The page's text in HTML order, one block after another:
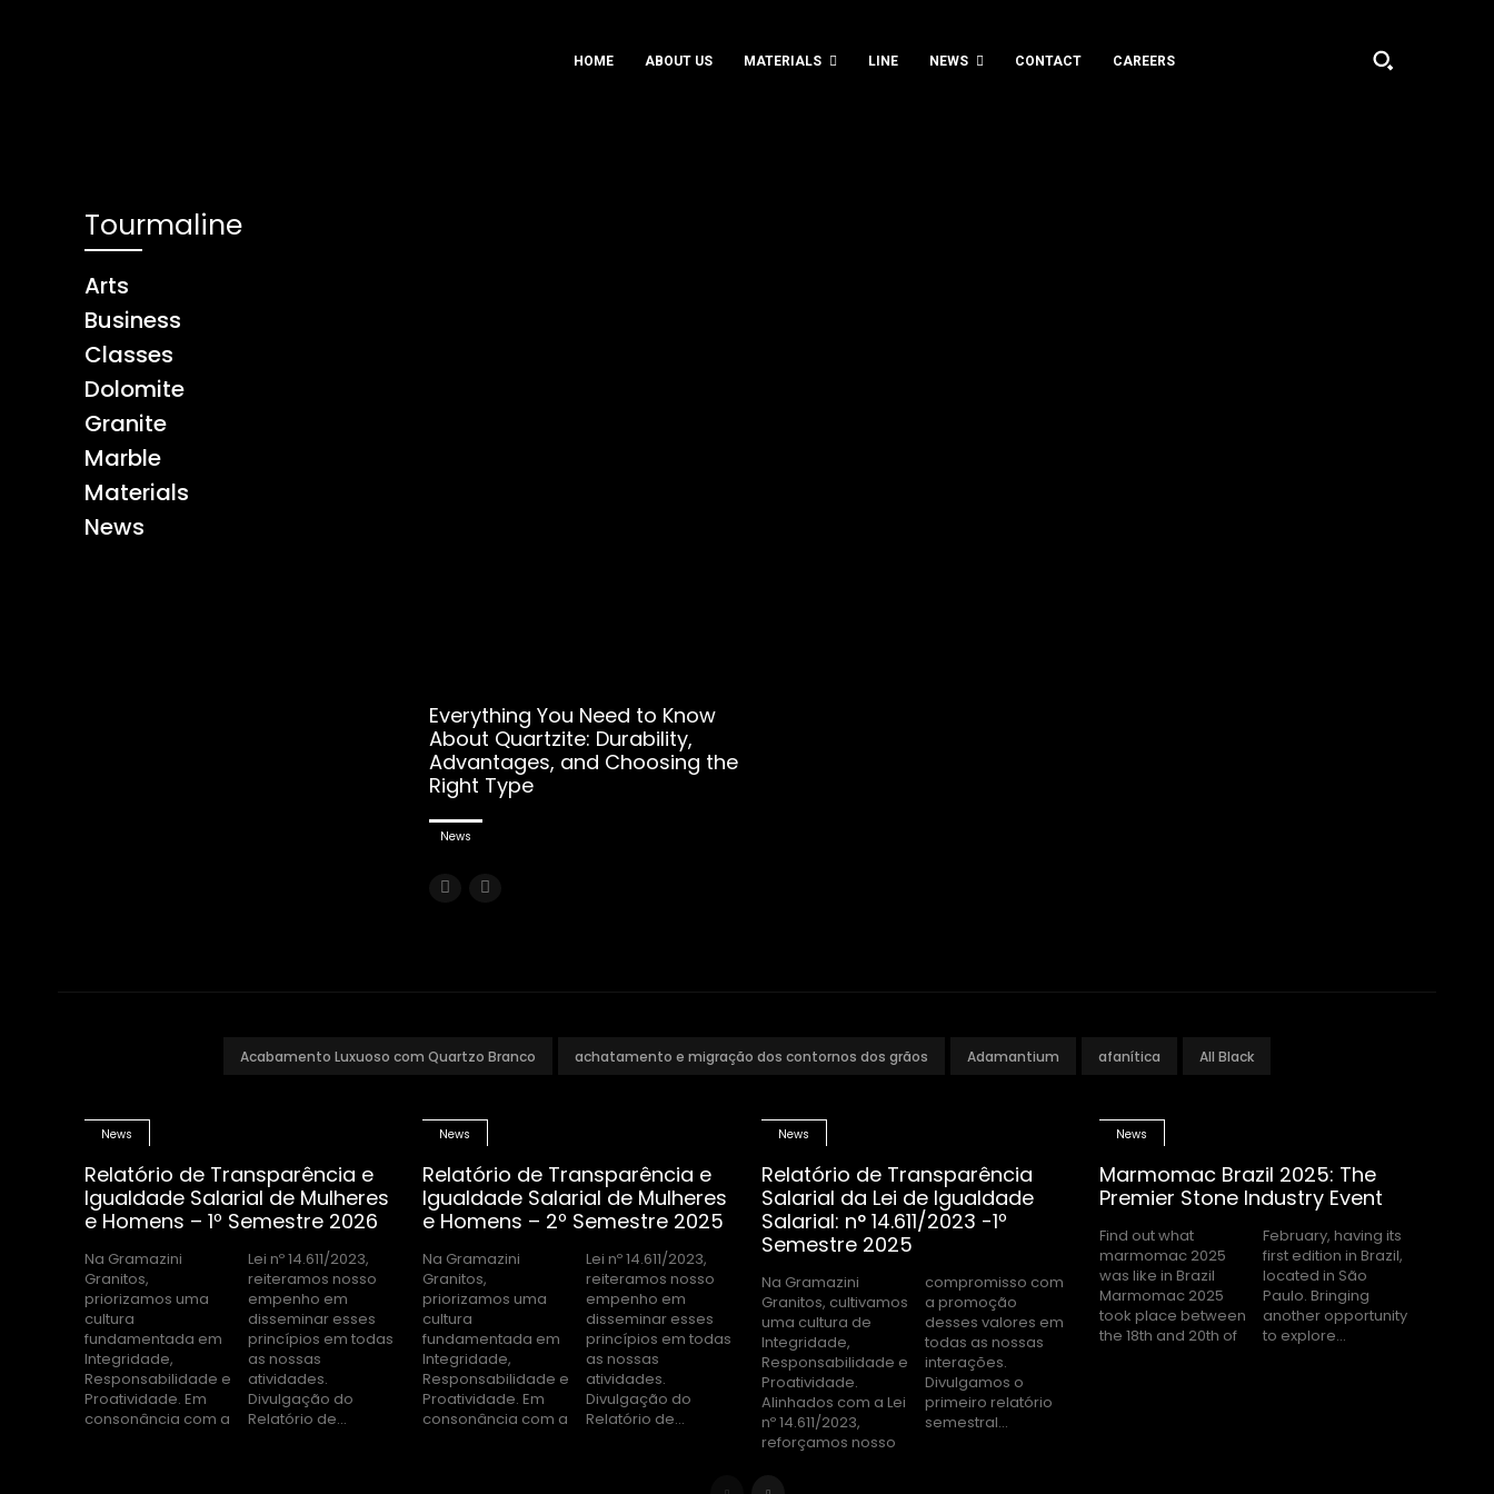
HOME ABOUT US MATERIALS LINE NEWS CONTACT CAREERS
Tourmaline
Arts
Business
Classes
Dolomite
Granite
Marble
Materials
News
Everything You Need to Know
About Quartzite: Durability,
Advantages, and Choosing the
Right Type
News
Acabamento Luxuoso com Quartzo Branco achatamento e migração dos contornos dos grãos Adamantium afanítica All Black
News
Relatório de Transparência e
Igualdade Salarial de Mulheres
e Homens – 1º Semestre 2026
Na Gramazini
Granitos,
priorizamos uma
cultura
fundamentada em
Integridade,
Responsabilidade e
Proatividade. Em
consonância com a
Lei nº 14.611/2023,
reiteramos nosso
empenho em
disseminar esses
princípios em todas
as nossas
atividades.
Divulgação do
Relatório de...
News
Relatório de Transparência e
Igualdade Salarial de Mulheres
e Homens – 2º Semestre 2025
Na Gramazini
Granitos,
priorizamos uma
cultura
fundamentada em
Integridade,
Responsabilidade e
Proatividade. Em
consonância com a
Lei nº 14.611/2023,
reiteramos nosso
empenho em
disseminar esses
princípios em todas
as nossas
atividades.
Divulgação do
Relatório de...
News
Relatório de Transparência
Salarial da Lei de Igualdade
Salarial: n° 14.611/2023 -1º
Semestre 2025
Na Gramazini
Granitos, cultivamos
uma cultura de
Integridade,
Responsabilidade e
Proatividade.
Alinhados com a Lei
nº 14.611/2023,
reforçamos nosso
compromisso com
a promoção
desses valores em
todas as nossas
interações.
Divulgamos o
primeiro relatório
semestral...
News
Marmomac Brazil 2025: The
Premier Stone Industry Event
Find out what
marmomac 2025
was like in Brazil
Marmomac 2025
took place between
the 18th and 20th of
February, having its
first edition in Brazil,
located in São
Paulo. Bringing
another opportunity
to explore...